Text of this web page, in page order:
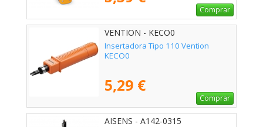
Comprar
VENTION - KECO0
Insertadora Tipo 110 Vention
KECO0
5,29 €
Comprar
AISENS - A142-0315